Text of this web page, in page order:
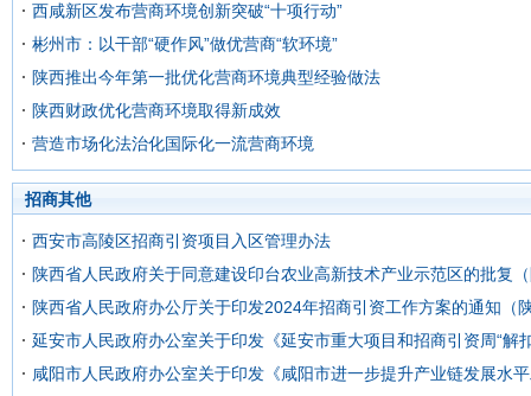
西咸新区发布营商环境创新突破“十项行动”
彬州市：以干部“硬作风”做优营商“软环境”
陕西推出今年第一批优化营商环境典型经验做法
陕西财政优化营商环境取得新成效
营造市场化法治化国际化一流营商环境
招商其他
西安市高陵区招商引资项目入区管理办法
陕西省人民政府关于同意建设印台农业高新技术产业示范区的批复
陕西省人民政府办公厅关于印发2024年招商引资工作方案的通知（
延安市人民政府办公室关于印发《延安市重大项目和招商引资周“解
咸阳市人民政府办公室关于印发《咸阳市进一步提升产业链发展水